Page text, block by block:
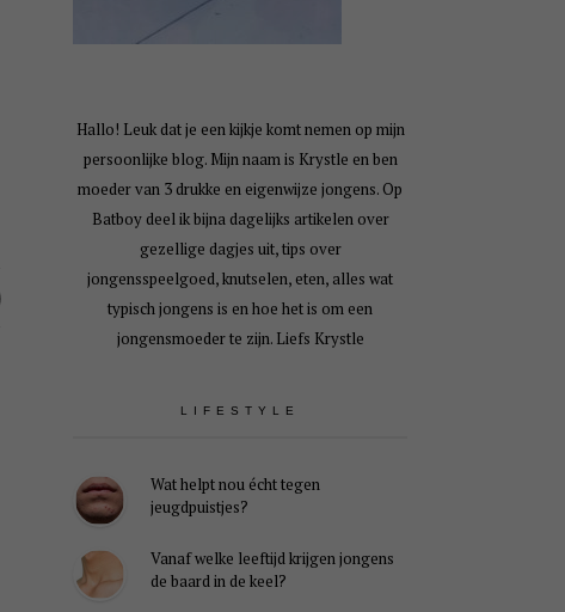
Hallo! Leuk dat je een kijkje komt nemen op mijn
persoonlijke blog. Mijn naam is Krystle en ben
moeder van 3 drukke en eigenwijze jongens. Op
Batboy deel ik bijna dagelijks artikelen over
gezellige dagjes uit, tips over
jongensspeelgoed, knutselen, eten, alles wat
typisch jongens is en hoe het is om een
jongensmoeder te zijn. Liefs Krystle
LIFESTYLE
Wat helpt nou écht tegen
jeugdpuistjes?
Vanaf welke leeftijd krijgen jongens
de baard in de keel?